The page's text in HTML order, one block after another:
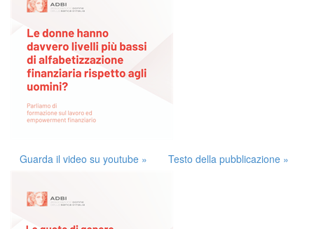
Guarda il video su youtube » Testo della pubblicazione »